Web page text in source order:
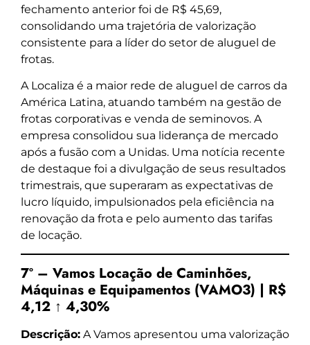
fechamento anterior foi de R$ 45,69,
consolidando uma trajetória de valorização
consistente para a líder do setor de aluguel de
frotas.
A Localiza é a maior rede de aluguel de carros da
América Latina, atuando também na gestão de
frotas corporativas e venda de seminovos. A
empresa consolidou sua liderança de mercado
após a fusão com a Unidas. Uma notícia recente
de destaque foi a divulgação de seus resultados
trimestrais, que superaram as expectativas de
lucro líquido, impulsionados pela eficiência na
renovação da frota e pelo aumento das tarifas
de locação.
7º – Vamos Locação de Caminhões,
Máquinas e Equipamentos (VAMO3) | R$
4,12 ↑ 4,30%
Descrição: A Vamos apresentou uma valorização